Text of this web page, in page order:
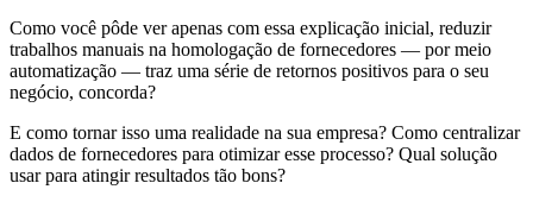
Como você pôde ver apenas com essa explicação inicial, reduzir
trabalhos manuais na homologação de fornecedores — por meio
automatização — traz uma série de retornos positivos para o seu
negócio, concorda?
E como tornar isso uma realidade na sua empresa? Como centralizar
dados de fornecedores para otimizar esse processo? Qual solução
usar para atingir resultados tão bons?